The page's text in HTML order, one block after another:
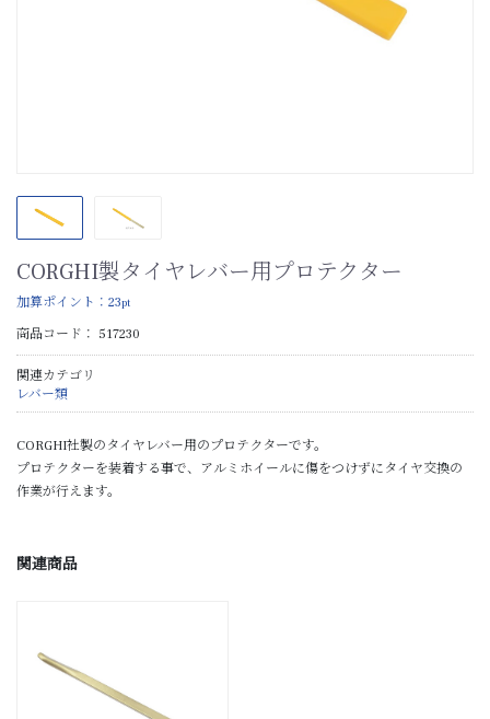
CORGHI製タイヤレバー用プロテクター
加算ポイント： 23pt
商品コード： 517230
関連カテゴリ
レバー類
CORGHI社製のタイヤレバー用のプロテクターです。
プロテクターを装着する事で、アルミホイールに傷をつけずにタイヤ交換の
作業が行えます。
関連商品